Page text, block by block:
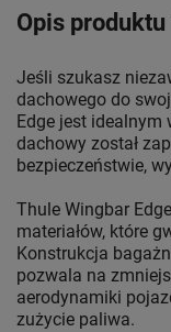
Opis
Jeśli szukasz
dachowego do
Edge jest
dachowy został
bezpieczeństwie,
Thule Wingbar
materiałów, które
Konstrukcja
pozwala na
aerodynamiki
zużycie paliwa.